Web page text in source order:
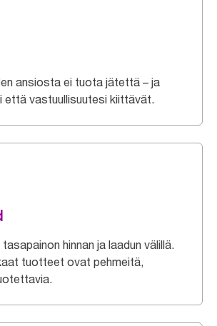
ansiosta ei tuota jätettä – ja
että vastuullisuutesi kiittävät.
hinnan ja laadun välillä.
tuotteet ovat pehmeitä,